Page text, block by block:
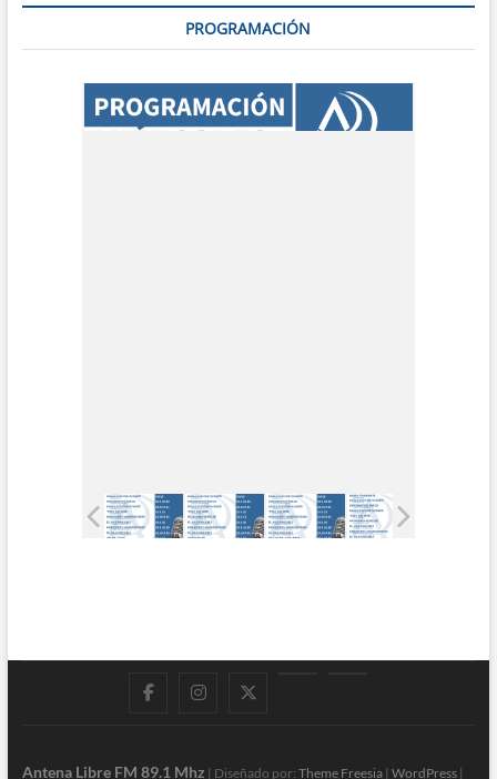
PROGRAMACIÓN
FacebookInstagram
Antena Libre FM 89.1 Mhz | Diseñado por: Theme Freesia| WordPress|